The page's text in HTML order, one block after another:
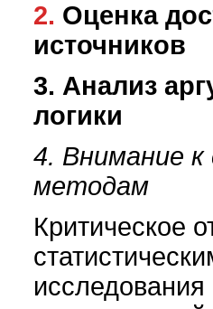
2. Оценка достоверности
источников
3. Анализ
логики
4. Внимание
методам
Критическое